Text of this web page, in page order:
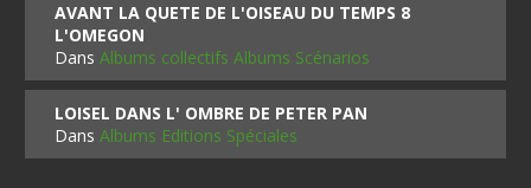
AVANT LA QUETE DE L'OISEAU DU TEMPS 8
L'OMEGON
DansAlbums collectifs Albums Scénarios
LOISEL DANS L' OMBRE DE PETER PAN
DansAlbums Editions Spéciales